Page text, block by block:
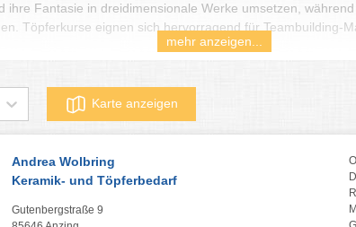
ihre Fantasie in dreidimensionale Werke umsetzen,
Töpferkurse eignen sich hervorragend für Teambuilding-
und lernen den gesamten Prozess von der
arbeiten und die Kunst des Töpferns in einer der
mehr anzeigen...
Karte anzeigen
Andrea Wolbring
Keramik- und Töpferbedarf
Gutenbergstraße 9